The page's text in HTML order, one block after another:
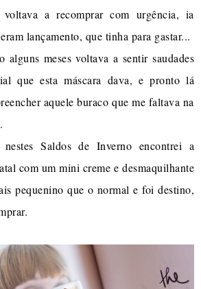
a recomprar com urgência, ia
lançamento, que tinha para gastar...
alguns meses voltava a sentir saudades
que esta máscara dava, e pronto lá
aquele buraco que me faltava na
Saldos de Inverno encontrei a
com um mini creme e desmaquilhante
pequenino que o normal e foi destino,